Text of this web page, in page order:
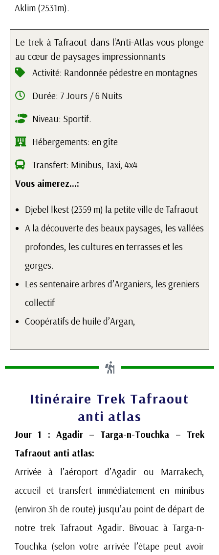
Aklim (2531m).
Le trek à Tafraout dans l'Anti-Atlas vous plonge
au cœur de paysages impressionnants
Activité: Randonnée pédestre en montagnes
Durée: 7 Jours / 6 Nuits
Niveau: Sportif.
Hébergements: en gîte
Transfert: Minibus, Taxi, 4x4
Vous aimerez…:
Djebel lkest (2359 m) la petite ville de Tafraout
A la découverte des beaux paysages, les vallées
profondes, les cultures en terrasses et les
gorges.
Les sentenaire arbres d’Arganiers, les greniers
collectif
Coopératifs de huile d’Argan,
Itinéraire Trek Tafraout
anti atlas
Jour 1 : Agadir – Targa-n-Touchka – Trek
Tafraout anti atlas:
Arrivée à l’aéroport d’Agadir ou Marrakech,
accueil et transfert immédiatement en minibus
(environ 3h de route) jusqu’au point de départ de
notre trek Tafraout Agadir. Bivouac à Targa-n-
Touchka (selon votre arrivée l’étape peut avoir